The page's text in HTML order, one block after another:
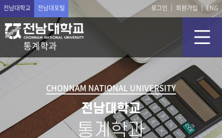
전남대학교 전남대포털 로그인 회원가입 ENG
통계학과
CHONNAM NATIONAL UNIVERSITY
전남대학교
통계학과